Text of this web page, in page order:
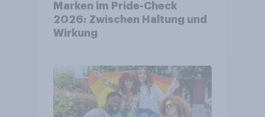
Marken im Pride-Check
2026: Zwischen Haltung und
Wirkung